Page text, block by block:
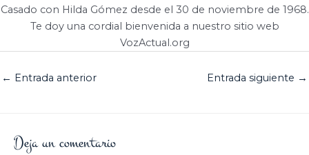
Casado con Hilda Gómez desde el 30 de noviembre de 1968.
Te doy una cordial bienvenida a nuestro sitio web
VozActual.org
← Entrada anterior Entrada siguiente →
Deja un comentario